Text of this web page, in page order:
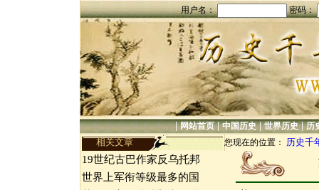
用户名： 密码：
|网站首页|中国历史|世界历史|历
相关文章 您现在的位置： 历史千
19世纪古巴作家反乌托邦
世界上军衔等级最多的国